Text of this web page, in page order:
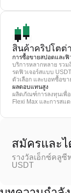
สินค้าคริปโตต่
การซื้อขายสปอตและฟิ
บริการหลากหลาย รว
รดฟิวเจอร์สแบบ
ตัวเลือก และบอทซื้อขา
ผลตอบแทนสูง
ผลิตภัณฑ์การลงทุนเพื่
Flexi Max และการสแ
สมัครและไ
รางวัลเอ็กซ์คลู
USDT